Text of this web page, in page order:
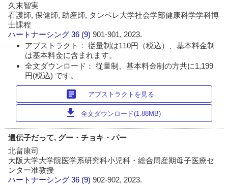
久末智実
看護師, 保健師, 助産師, タンペレ大学社会学部健康科学学科博
士課程
ハートナーシング 36 (9)901-901, 2023.
アブストラクト： 従量制は110円（税込）、基本料金制
は基本料金に含まれます。
全文ダウンロード： 従量制、基本料金制の方共に1,199
円(税込) です。
article アブストラクトを見る
download 全文ダウンロード(1.88MB)
遺伝子だって, グー・チョキ・パー
北畠康司
大阪大学大学院医学系研究科小児科・総合周産期母子医療セ
ンター准教授
ハートナーシング 36 (9)902-902, 2023.